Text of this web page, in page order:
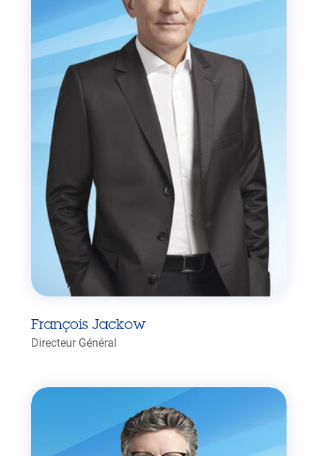
François Jackow
Directeur Général